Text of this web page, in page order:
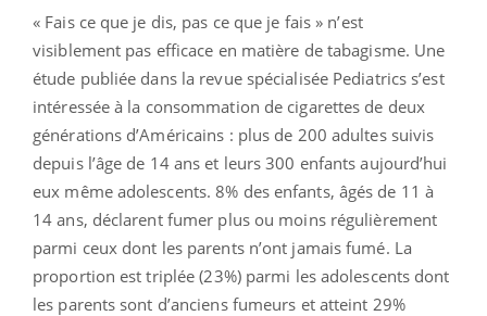
« Fais ce que je dis, pas ce que je fais » n’est
visiblement pas efficace en matière de tabagisme. Une
étude publiée dans la revue spécialisée Pediatrics s’est
intéressée à la consommation de cigarettes de deux
générations d’Américains : plus de 200 adultes suivis
depuis l’âge de 14 ans et leurs 300 enfants aujourd’hui
eux même adolescents. 8% des enfants, âgés de 11 à
14 ans, déclarent fumer plus ou moins régulièrement
parmi ceux dont les parents n’ont jamais fumé. La
proportion est triplée (23%) parmi les adolescents dont
les parents sont d’anciens fumeurs et atteint 29%